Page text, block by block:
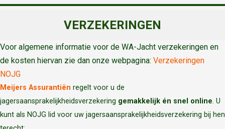
VERZEKERINGEN
Voor algemene informatie voor de WA-Jacht verzekeringen en
de kosten hiervan zie dan onze webpagina: Verzekeringen
NOJG
Meijers Assurantiën regelt voor u de
jagersaansprakelijkheidsverzekering gemakkelijk én snel online. U
kunt als NOJG lid voor uw jagersaansprakelijkheidsverzekering bij hen